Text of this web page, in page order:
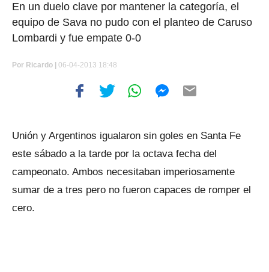
En un duelo clave por mantener la categoría, el
equipo de Sava no pudo con el planteo de Caruso
Lombardi y fue empate 0-0
Por Ricardo | 06-04-2013 18:48
Unión y Argentinos igualaron sin goles en Santa Fe
este sábado a la tarde por la octava fecha del
campeonato. Ambos necesitaban imperiosamente
sumar de a tres pero no fueron capaces de romper el
cero.